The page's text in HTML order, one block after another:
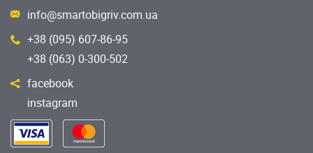
info@smartobigriv.com.ua
+38 (095) 607-86-95
+38 (063) 0-300-502
facebook
instagram